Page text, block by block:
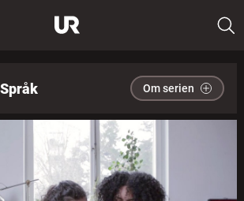
Om serien